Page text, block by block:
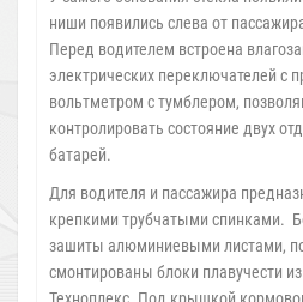
ниши появились слева от
Перед водителем встроена
электрических переключателей с
вольтметром с тумблером,
контролировать состояние двух
батарей.
Для водителя и пассажира
крепкими трубчатыми спинками.
зашиты алюминиевыми листами,
смонтированы блоки плавучести